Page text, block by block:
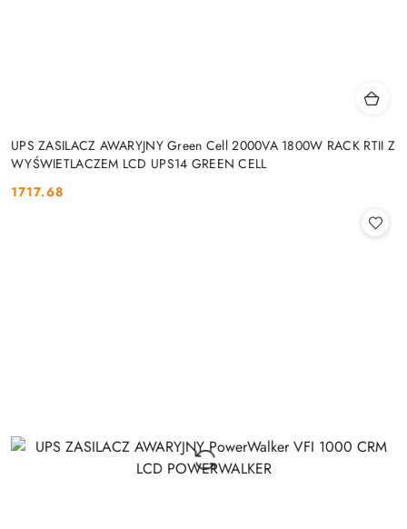
UPS ZASILACZ AWARYJNY Green Cell 2000VA 1800W RACK RTII Z
WYŚWIETLACZEM LCD UPS14 GREEN CELL
Cena:
1717.68